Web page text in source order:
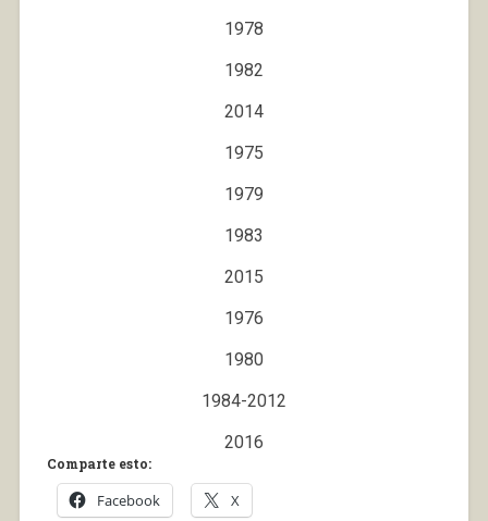
1978
1982
2014
1975
1979
1983
2015
1976
1980
1984-2012
2016
Comparte esto:
Facebook X